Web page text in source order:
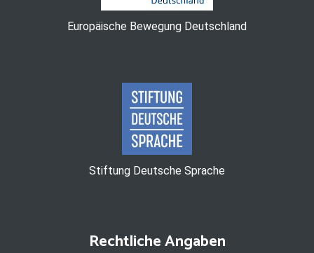
Europäische Bewegung Deutschland
Stiftung Deutsche Sprache
Rechtliche Angaben